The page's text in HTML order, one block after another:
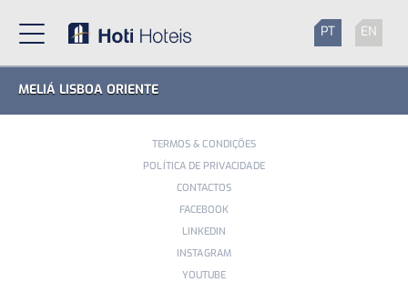
PT EN
MELIÁ LISBOA ORIENTE
TERMOS & CONDIÇÕES
POLÍTICA DE PRIVACIDADE
CONTACTOS
FACEBOOK
LINKEDIN
INSTAGRAM
YOUTUBE